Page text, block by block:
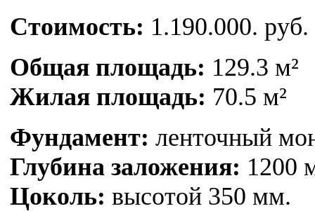
Стоимость: 1.190.000. руб.
Общая площадь: 129.3 м²
Жилая площадь: 70.5 м²
Фундамент: ленточный
Глубина заложения: 1200
Цоколь: высотой 350 мм.